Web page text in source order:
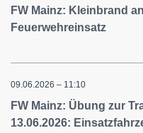
FW Mainz: Kleinbrand
Feuerwehreinsatz
09.06.2026 – 11:10
FW Mainz: Übung zur
13.06.2026: